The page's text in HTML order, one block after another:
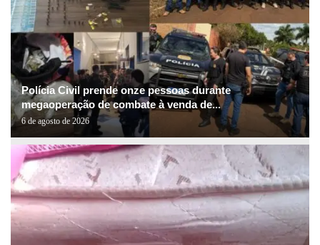
Polícia Civil prende onze pessoas durante
megaoperação de combate à venda de...
6 de agosto de 2026